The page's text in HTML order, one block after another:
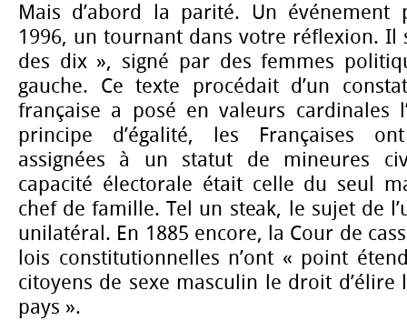
Mais d’abord la parité. Un
1996, un tournant dans votre réflexion. Il
des dix », signé par des femmes
gauche. Ce texte procédait d’un
française a posé en valeurs cardinales
principe d’égalité, les Françaises
assignées à un statut de mineures
capacité électorale était celle du seul
chef de famille. Tel un steak, le sujet de
unilatéral. En 1885 encore, la Cour de
lois constitutionnelles n’ont « point
citoyens de sexe masculin le droit d’élire
pays ».